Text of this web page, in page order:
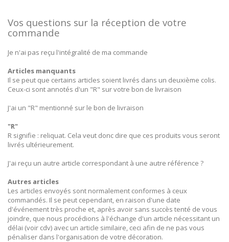
Vos questions sur la réception de votre
commande
Je n'ai pas reçu l'intégralité de ma commande
Articles manquants
Il se peut que certains articles soient livrés dans un deuxième colis.
Ceux-ci sont annotés d'un "R" sur votre bon de livraison
J'ai un "R" mentionné sur le bon de livraison
"R"
R signifie : reliquat. Cela veut donc dire que ces produits vous seront
livrés ultérieurement.
J'ai reçu un autre article correspondant à une autre référence ?
Autres articles
Les articles envoyés sont normalement conformes à ceux
commandés. Il se peut cependant, en raison d'une date
d'événement très proche et, après avoir sans succès tenté de vous
joindre, que nous procédions à l'échange d'un article nécessitant un
délai (voir cdv) avec un article similaire, ceci afin de ne pas vous
pénaliser dans l'organisation de votre décoration.